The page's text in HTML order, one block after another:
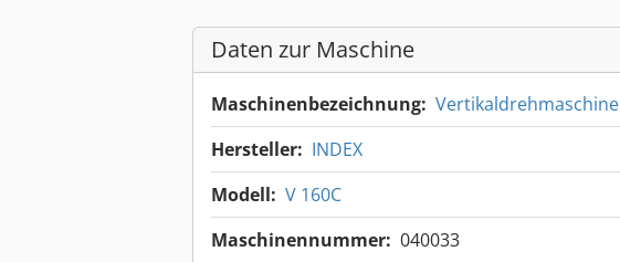
Daten zur Maschine
Maschinenbezeichnung: Vertikaldrehmaschine
Hersteller: INDEX
Modell: V 160C
Maschinennummer: 040033